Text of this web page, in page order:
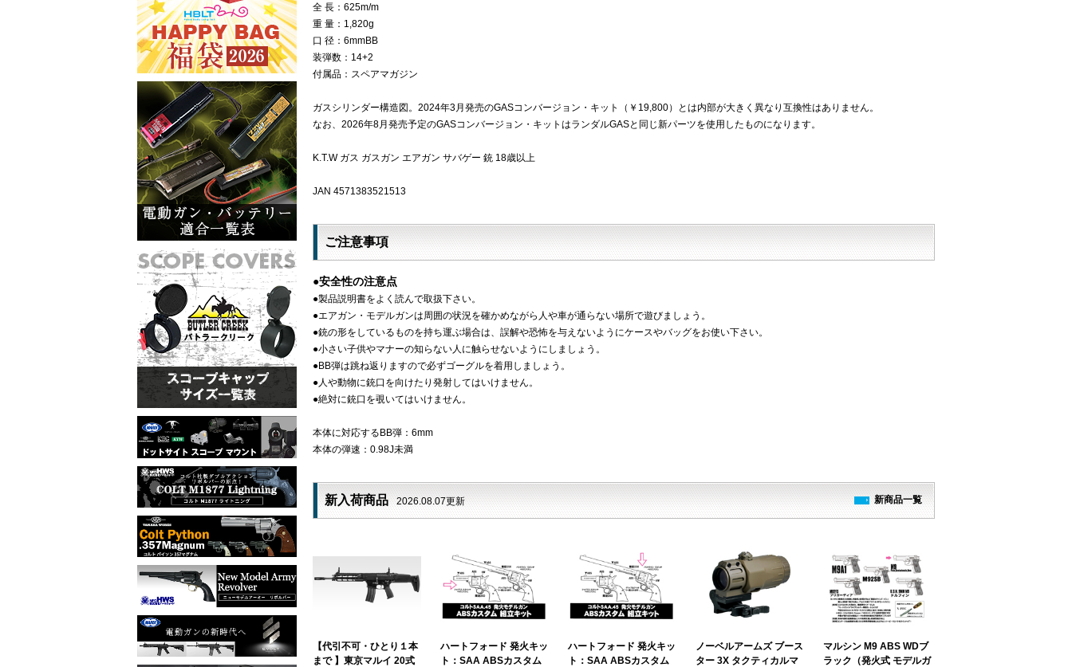
全 長：625m/m
重 量：1,820g
口 径：6mmBB
装弾数：14+2
付属品：スペアマガジン
ガスシリンダー構造図。2024年3月発売のGASコンバージョン・キット（￥19,800）とは内部が大きく異なり互換性はありません。
なお、2026年8月発売予定のGASコンバージョン・キットはランダルGASと同じ新パーツを使用したものになります。
K.T.W ガス ガスガン エアガン サバゲー 銃 18歳以上
JAN 4571383521513
ご注意事項
●安全性の注意点
●製品説明書をよく読んで取扱下さい。
●エアガン・モデルガンは周囲の状況を確かめながら人や車が通らない場所で遊びましょう。
●銃の形をしているものを持ち運ぶ場合は、誤解や恐怖を与えないようにケースやバッグをお使い下さい。
●小さい子供やマナーの知らない人に触らせないようにしましょう。
●BB弾は跳ね返りますので必ずゴーグルを着用しましょう。
●人や動物に銃口を向けたり発射してはいけません。
●絶対に銃口を覗いてはいけません。
本体に対応するBB弾：6mm
本体の弾速：0.98J未満
新入荷商品 2026.08.07更新 新商品一覧
【代引不可・ひとり１本
まで 】東京マルイ 20式
ハートフォード 発火キッ
ト：SAA ABSカスタム
ハートフォード 発火キッ
ト：SAA ABSカスタム
ノーベルアームズ ブース
ター 3X タクティカルマ
マルシン M9 ABS WDブ
ラック（発火式 モデルガ